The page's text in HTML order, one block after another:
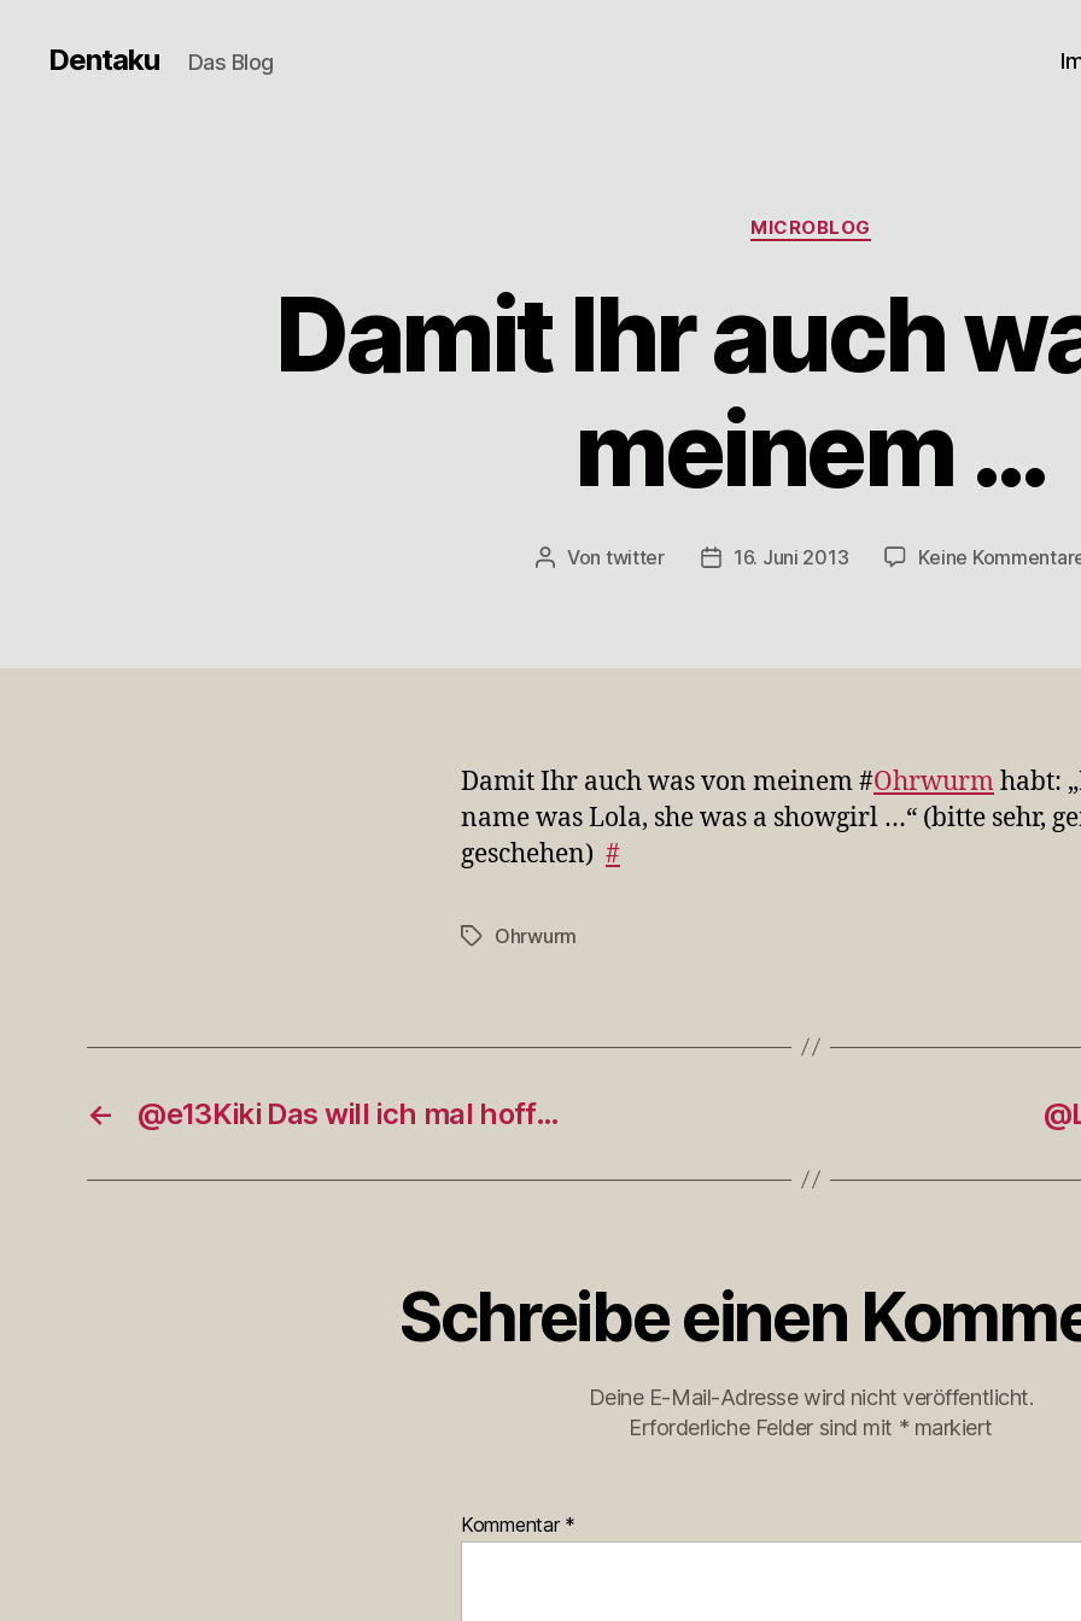
Dentaku Das Blog
Kategorien
MICROBLOG
Damit Ihr auch
meinem …
Beitragsautor
Von twitter Veröffentlichungsdatum
16. Juni 2013 Keine
Damit Ihr auch was von meinem #Ohrwurmhabt:
name was Lola, she was a showgirl …“ (bitte sehr,
geschehen) #
Schlagwörter
Ohrwurm
← @e13Kiki Das will ich mal hoff…
Schreibe einen
Deine E-Mail-Adresse wird nicht veröffentlicht.
Erforderliche Felder sind mit * markiert
Kommentar *